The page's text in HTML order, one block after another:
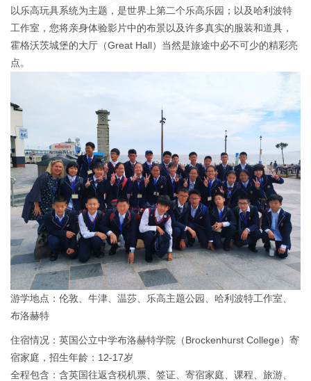
以乐高玩具系统为主题，是世界上第二个乐高乐园；以及哈利波特
工作室，您将亲身体验影片中的布景以及许多真实的服装和道具，
霍格沃茨城堡的大厅（Great Hall）当然是旅途中必不可少的精彩亮
点。
游学地点：伦敦、牛津、温莎、乐高主题公园、哈利波特工作室、
布洛赫特
住宿情况：英国公立中学布洛赫特学院（Brockenhurst College）寄
宿家庭，招生年龄：12-17岁
全程包含：含英国往返含税机票、签证、寄宿家庭、课程、旅游、